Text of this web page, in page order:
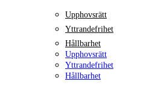
Upphovsrätt
Yttrandefrihet
Hållbarhet
Upphovsrätt
Yttrandefrihet
Hållbarhet